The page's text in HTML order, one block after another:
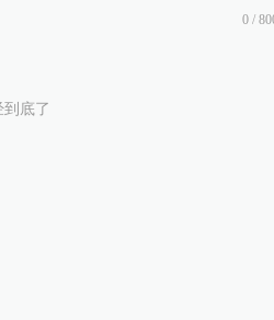
到底了